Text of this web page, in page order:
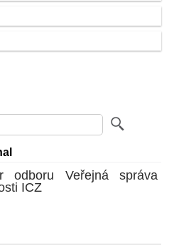
odboru Veřejná správa
ICZ